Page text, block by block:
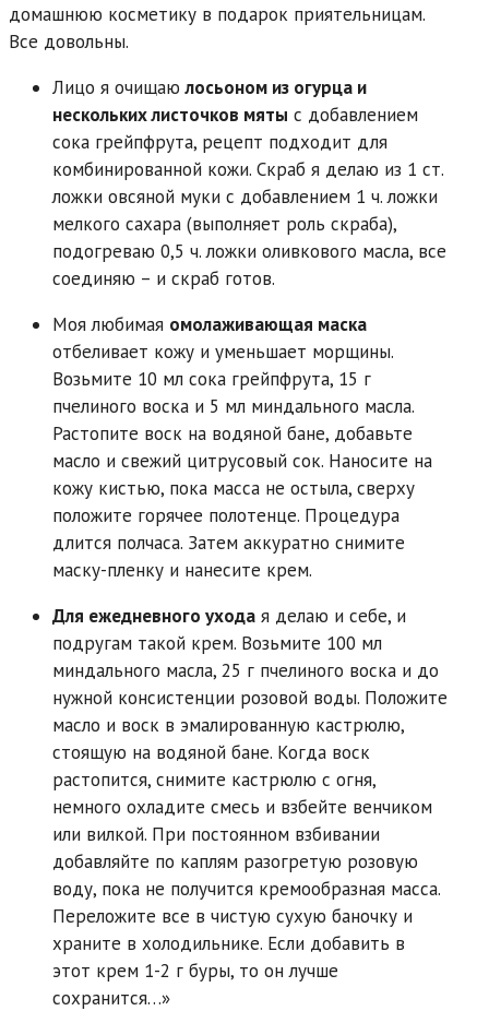
домашнюю косметику в подарок приятельницам.
Все довольны.
Лицо я очищаюлосьоном из огурца и
нескольких листочков мяты с добавлением
сока грейпфрута, рецепт подходит для
комбинированной кожи. Скраб я делаю из 1 ст.
ложки овсяной муки с добавлением 1 ч. ложки
мелкого сахара (выполняет роль скраба),
подогреваю 0,5 ч. ложки оливкового масла, все
соединяю – и скраб готов.
Моя любимая омолаживающая маска
отбеливает кожу и уменьшает морщины.
Возьмите 10 мл сока грейпфрута, 15 г
пчелиного воска и 5 мл миндального масла.
Растопите воск на водяной бане, добавьте
масло и свежий цитрусовый сок. Наносите на
кожу кистью, пока масса не остыла, сверху
положите горячее полотенце. Процедура
длится полчаса. Затем аккуратно снимите
маску-пленку и нанесите крем.
Для ежедневного ухода я делаю и себе, и
подругам такой крем. Возьмите 100 мл
миндального масла, 25 г пчелиного воска и до
нужной консистенции розовой воды. Положите
масло и воск в эмалированную кастрюлю,
стоящую на водяной бане. Когда воск
растопится, снимите кастрюлю с огня,
немного охладите смесь и взбейте венчиком
или вилкой. При постоянном взбивании
добавляйте по каплям разогретую розовую
воду, пока не получится кремообразная масса.
Переложите все в чистую сухую баночку и
храните в холодильнике. Если добавить в
этот крем 1-2 г буры, то он лучше
сохранится…»